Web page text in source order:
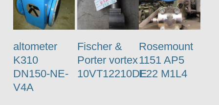
altometer
K310
DN150-NE-
V4A
Fischer &
Porter vortex
10VT12210DE
Rosemount
1151 AP5
E22 M1L4